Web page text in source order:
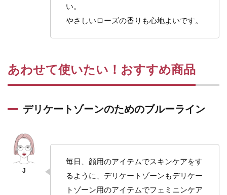
い。
やさしいローズの香りも心地よいです。
あわせて使いたい！おすすめ商品
デリケートゾーンのためのブルーライン
毎日、顔用のアイテムでスキンケアをす
るように、デリケートゾーンもデリケー
トゾーン用のアイテムでフェミニンケア